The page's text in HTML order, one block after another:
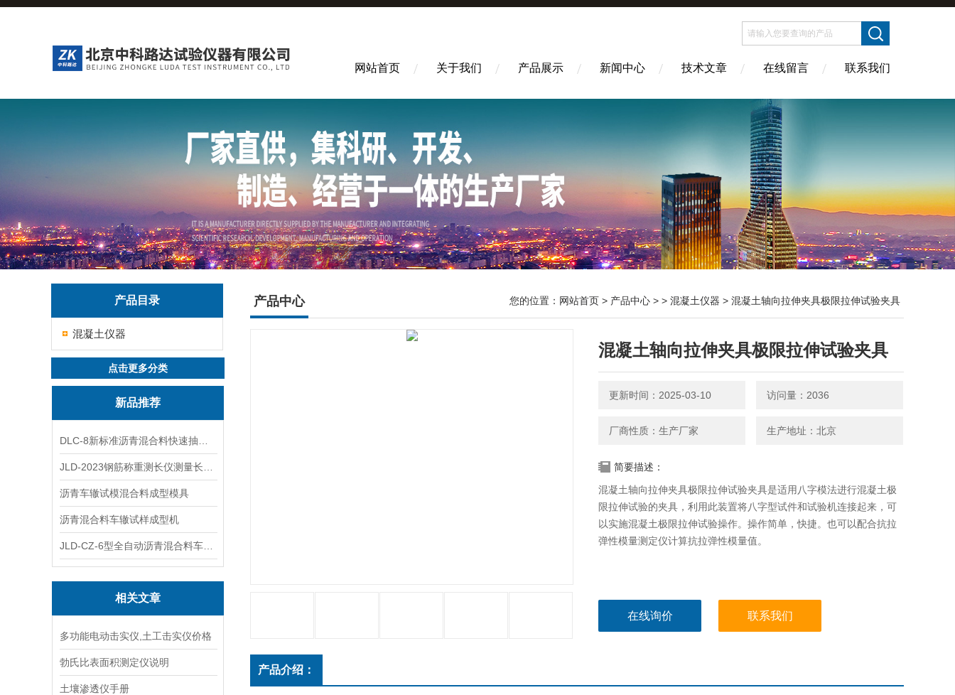
网站首页 关于我们 产品展示 新闻中心 技术文章 在线留言 联系我们
产品目录
混凝土仪器
点击更多分类
新品推荐
沥青车辙试模混合料成型模具
沥青混合料车辙试样成型机
相关文章
多功能电动击实仪,土工击实仪价格
勃氏比表面积测定仪说明
土壤渗透仪手册
产品中心 您的位置： 网站首页 > 产品中心 > > 混凝土仪器 > 混凝土轴向拉伸夹具极限拉伸试验夹具
混凝土轴向拉伸夹具极限拉伸试验夹具
更新时间：2025-03-10 访问量：2036
厂商性质：生产厂家 生产地址：北京
简要描述：
混凝土轴向拉伸夹具极限拉伸试验夹具是适用八字模法进行混凝土极
限拉伸试验的夹具，利用此装置将八字型试件和试验机连接起来，可
以实施混凝土极限拉伸试验操作。操作简单，快捷。也可以配合抗拉
弹性模量测定仪计算抗拉弹性模量值。
在线询价 联系我们
产品介绍：